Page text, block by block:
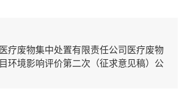
疗废物集中处置有限责任公司医疗废物
环境影响评价第二次（征求意见稿）公